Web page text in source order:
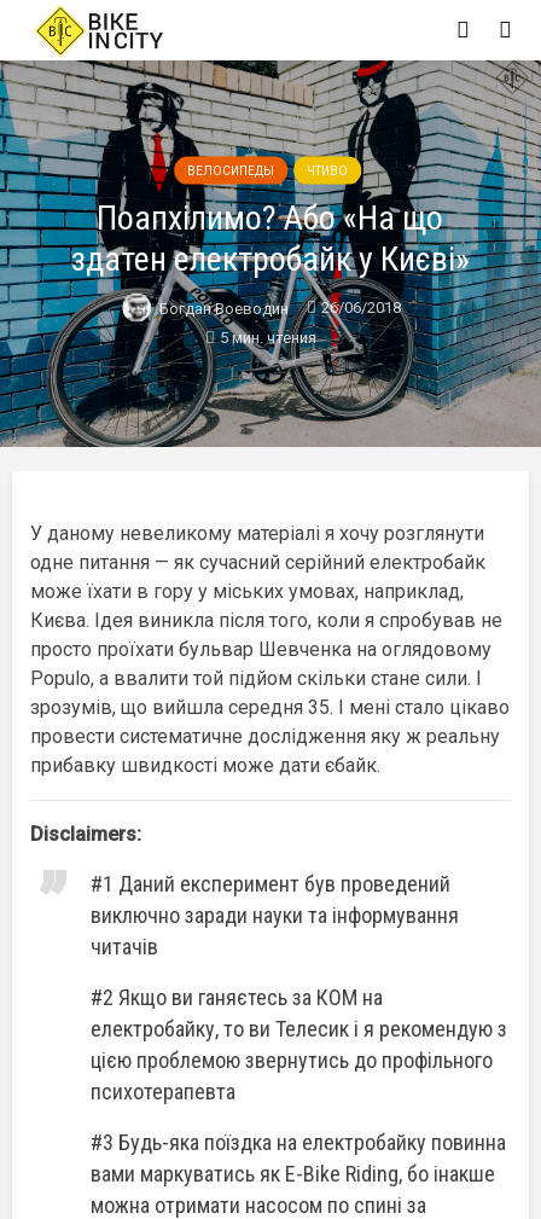
ВЕЛОСИПЕДЫ ЧТИВО
Поапхілимо? Або «На що
здатен електробайк у Києві»
Богдан Воеводин
26/06/2018
5 мин. чтения
У даному невеликому матеріалі я хочу розглянути
одне питання — як сучасний серійний електробайк
може їхати в гору у міських умовах, наприклад,
Києва. Ідея виникла після того, коли я спробував не
просто проїхати бульвар Шевченка на оглядовому
Populo, а ввалити той підйом скільки стане сили. І
зрозумів, що вийшла середня 35. І мені стало цікаво
провести систематичне дослідження яку ж реальну
прибавку швидкості може дати єбайк.
Disclaimers:
#1 Даний експеримент був проведений
виключно заради науки та інформування
читачів
#2 Якщо ви ганяєтесь за КОМ на
електробайку, то ви Телесик і я рекомендую з
цією проблемою звернутись до профільного
психотерапевта
#3 Будь-яка поїздка на електробайку повинна
вами маркуватись як E-Bike Riding, бо інакше
можна отримати насосом по спині за